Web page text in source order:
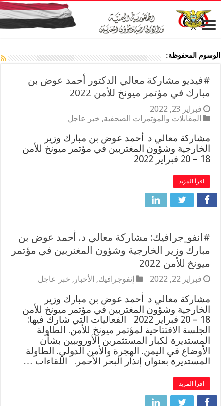
الوسوم المحفوظة:
#فيديو مشاركة معالي الدكتور أحمد عوض بن
مبارك في مؤتمر ميونخ للأمن 2022
فبراير 23, 2022
المقابلات والمؤتمرات الصحفية, خبر عاجل
مشاركة معالي د. أحمد عوض بن مبارك وزير
الخارجية وشؤون المغتربين في مؤتمر ميونخ للأمن
18 – 20 فبراير 2022
اقرأ المزيد
#انفو_جرافيك: مشاركة معالي د. أحمد عوض بن
مبارك وزير الخارجية وشؤون المغتربين في مؤتمر
ميونخ للأمن 2022
فبراير 22, 2022 إنفوجرافيك, الأخبار , خبر عاجل
مشاركة معالي د. أحمد عوض بن مبارك وزير
الخارجية وشؤون المغتربين في مؤتمر ميونخ للأمن
18 – 20 فبراير 2022 الفعاليات التي شارك فيها:
الجلسة الافتتاحية لمؤتمر ميونخ للأمن. الطاولة
المستديرة لكبار المستثمرين الأوروبيين بشأن
الأوضاع في اليمن. الهجرة والأمن الدولي. الطاولة
المستديرة بعنوان إنذار البحر الأحمر. اللقاءات …
اقرأ المزيد